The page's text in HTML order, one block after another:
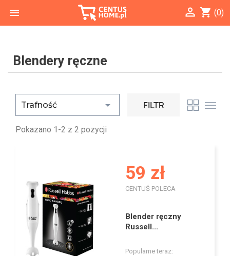
 shopping_cart (0)

Blendery ręczne
Trafność  FILTR
Pokazano 1-2 z 2 pozycji
59 zł
CENTUŚ POLECA
Blender ręczny
Russell...
Popularne teraz: